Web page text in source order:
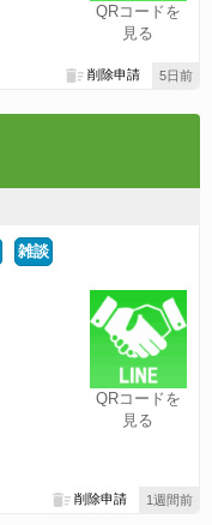
QRコードを
見る
5日前
削除申請
雑談
QRコードを
見る
1週間前
削除申請